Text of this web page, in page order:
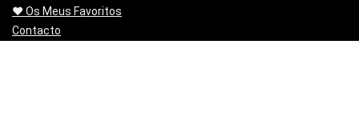
❤️ Os Meus Favoritos
Contacto